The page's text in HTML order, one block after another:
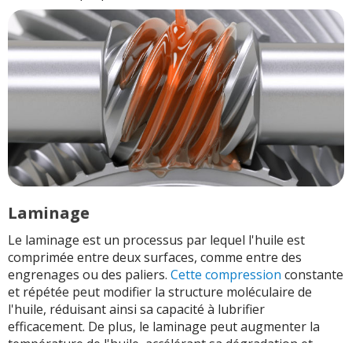
Laminage
Le laminage est un processus par lequel l'huile est
comprimée entre deux surfaces, comme entre des
engrenages ou des paliers. Cette compression constante
et répétée peut modifier la structure moléculaire de
l'huile, réduisant ainsi sa capacité à lubrifier
efficacement. De plus, le laminage peut augmenter la